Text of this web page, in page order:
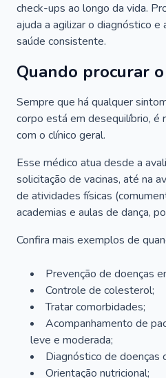
check-ups ao longo da vida.
ajuda a agilizar o diagnóstico
saúde consistente.
Quando procurar
Sempre que há qualquer
corpo está em desequilíbrio, é
com o clínico geral.
Esse médico atua desde a
solicitação de vacinas, até na
de atividades físicas
academias e aulas de dança,
Confira mais exemplos de
Prevenção de doenças
Controle de colesterol;
Tratar comorbidades;
Acompanhamento de
leve e moderada;
Diagnóstico de doenças
Orientação nutricional;